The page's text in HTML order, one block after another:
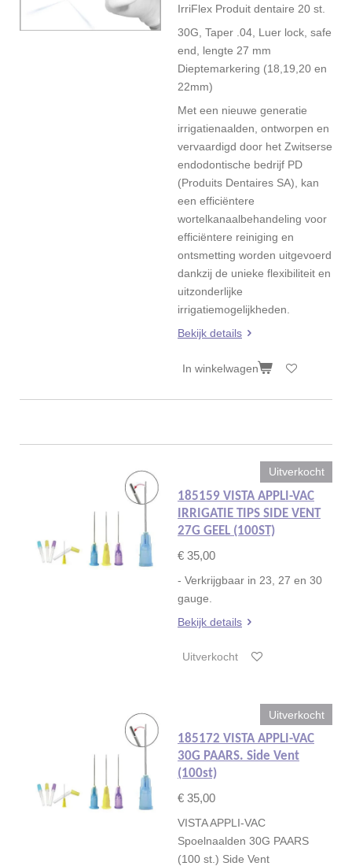
IrriFlex Produit dentaire 20 st.
30G, Taper .04, Luer lock, safe
end, lengte 27 mm
Dieptemarkering (18,19,20 en
22mm)
Met een nieuwe generatie
irrigatienaalden, ontworpen en
vervaardigd door het Zwitserse
endodontische bedrijf PD
(Produits Dentaires SA), kan
een efficiëntere
wortelkanaalbehandeling voor
efficiëntere reiniging en
ontsmetting worden uitgevoerd
dankzij de unieke flexibiliteit en
uitzonderlijke
irrigatiemogelijkheden.
Bekijk details
In winkelwagen
Uitverkocht
185159 VISTA APPLI-VAC
IRRIGATIE TIPS SIDE VENT
27G GEEL (100ST)
€ 35,00
- Verkrijgbaar in 23, 27 en 30
gauge.
Bekijk details
Uitverkocht
Uitverkocht
185172 VISTA APPLI-VAC
30G PAARS. Side Vent
(100st)
€ 35,00
VISTA APPLI-VAC
Spoelnaalden 30G PAARS
(100 st.) Side Vent